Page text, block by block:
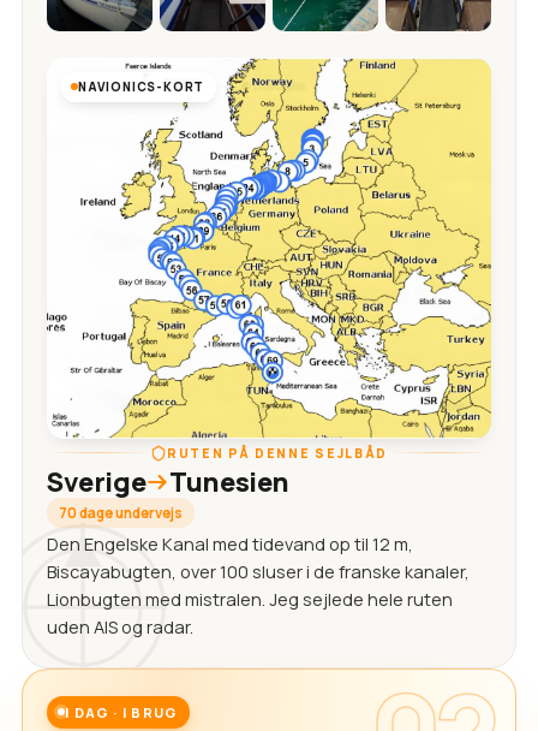
NAVIONICS-KORT
RUTEN PÅ DENNE SEJLBÅD
Sverige Tunesien
70 dage undervejs
Den Engelske Kanal med tidevand op til 12 m,
Biscayabugten, over 100 sluser i de franske kanaler,
Lionbugten med mistralen. Jeg sejlede hele ruten
uden AIS og radar.
I DAG · I BRUG